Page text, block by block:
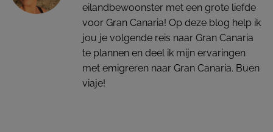
eilandbewoonster met een grote liefde
voor Gran Canaria! Op deze blog help ik
jou je volgende reis naar Gran Canaria
te plannen en deel ik mijn ervaringen
met emigreren naar Gran Canaria. Buen
viaje!